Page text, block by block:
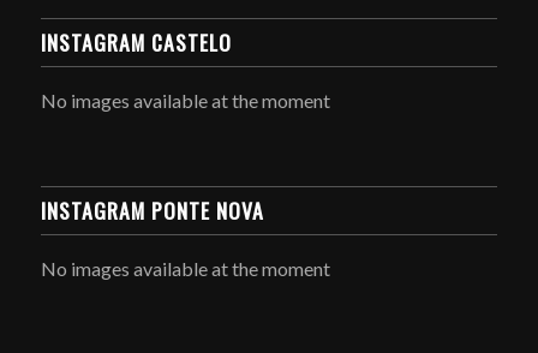
INSTAGRAM CASTELO
No images available at the moment
INSTAGRAM PONTE NOVA
No images available at the moment